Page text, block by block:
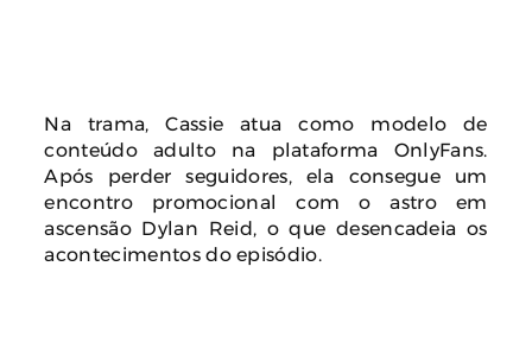
Na trama, Cassie atua como modelo de
conteúdo adulto na plataforma OnlyFans.
Após perder seguidores, ela consegue um
encontro promocional com o astro em
ascensão Dylan Reid, o que desencadeia os
acontecimentos do episódio.